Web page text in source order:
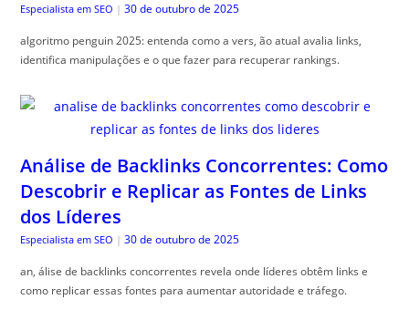
Especialista em SEO | 30 de outubro de 2025
algoritmo penguin 2025: entenda como a vers, ão atual avalia links,
identifica manipulações e o que fazer para recuperar rankings.
Análise de Backlinks Concorrentes: Como
Descobrir e Replicar as Fontes de Links
dos Líderes
Especialista em SEO | 30 de outubro de 2025
an, álise de backlinks concorrentes revela onde líderes obtêm links e
como replicar essas fontes para aumentar autoridade e tráfego.